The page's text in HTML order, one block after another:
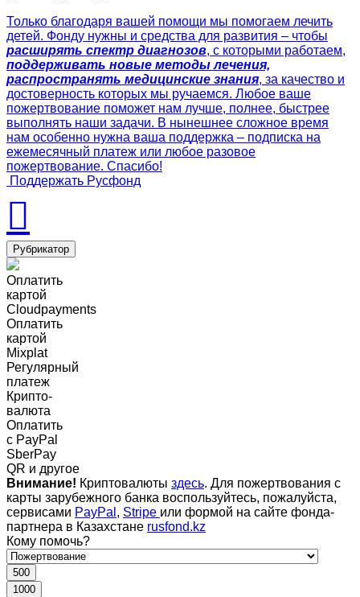
Только благодаря вашей помощи мы помогаем лечить
детей. Фонду нужны и средства для развития – чтобы
расширять спектр диагнозов, с которыми работаем,
поддерживать новые методы лечения,
распространять медицинские знания, за качество и
достоверность которых мы ручаемся. Любое ваше
пожертвование поможет нам лучше, полнее, быстрее
выполнять наши задачи. В нынешнее сложное время
нам особенно нужна ваша поддержка – подписка на
ежемесячный платеж или любое разовое
пожертвование. Спасибо!
Поддержать Русфонд
Рубрикатор
Оплатить
картой
Cloudpayments
Оплатить
картой
Mixplat
Регулярный
платеж
Крипто-
валюта
Оплатить
c PayPal
SberPay
QR и другое
Внимание! Криптовалюты здесь. Для пожертвования с
карты зарубежного банка воспользуйтесь, пожалуйста,
сервисами PayPal , Stripe или формой на сайте фонда-
партнера в Казахстане rusfond.kz
Кому помочь?
500
1000